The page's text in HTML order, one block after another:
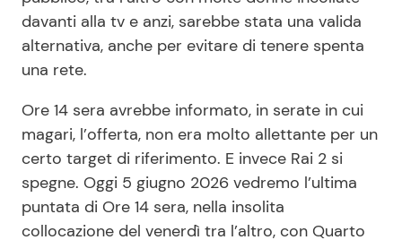
davanti alla tv e anzi, sarebbe stata una valida
alternativa, anche per evitare di tenere spenta
una rete.
Ore 14 sera avrebbe informato, in serate in cui
magari, l’offerta, non era molto allettante per un
certo target di riferimento. E invece Rai 2 si
spegne. Oggi 5 giugno 2026 vedremo l’ultima
puntata di Ore 14 sera, nella insolita
collocazione del venerdì tra l’altro, con Quarto